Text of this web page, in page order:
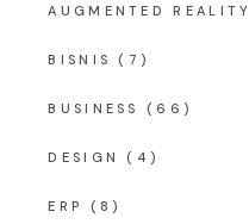
AUGMENTED REALITY
BISNIS (7)
BUSINESS (66)
DESIGN (4)
ERP (8)